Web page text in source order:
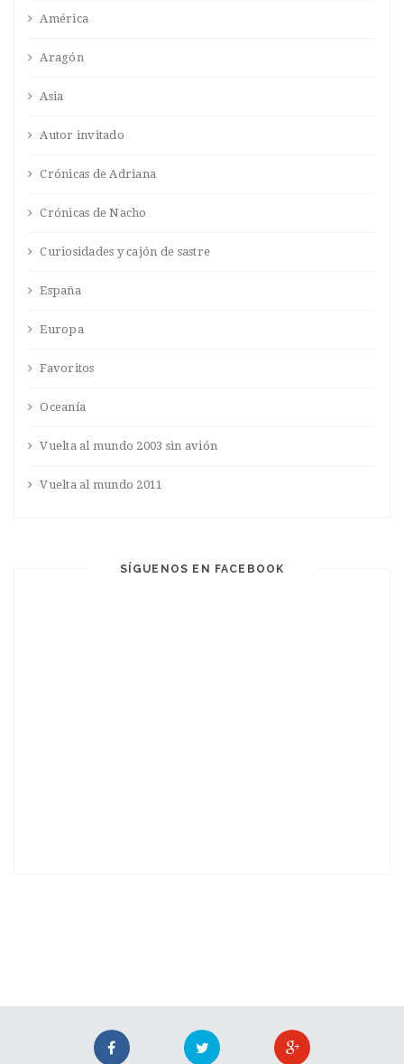
América
Aragón
Asia
Autor invitado
Crónicas de Adriana
Crónicas de Nacho
Curiosidades y cajón de sastre
España
Europa
Favoritos
Oceanía
Vuelta al mundo 2003 sin avión
Vuelta al mundo 2011
SÍGUENOS EN FACEBOOK